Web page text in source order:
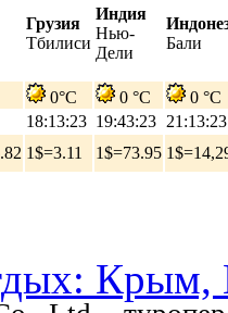
Грузия
Тбилиси
Индия
Нью-
Дели
Бали
0°C 0 °C 0 °C
18:13:24 19:43:24 21:13:24
1$=3.11 1$=73.95